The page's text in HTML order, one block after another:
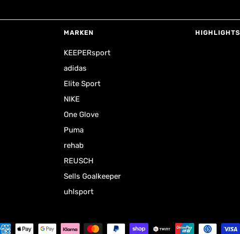
MARKEN
KEEPERsport
adidas
Elite Sport
NIKE
One Glove
Puma
rehab
REUSCH
Sells Goalkeeper
uhlsport
HIGHLIGHTS